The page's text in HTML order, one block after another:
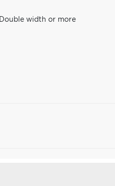
Double width or more